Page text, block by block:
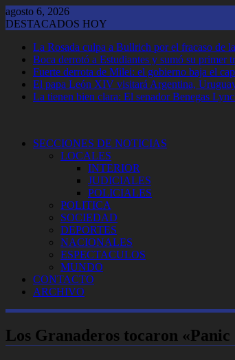
Saltar
al
agosto 6, 2026
DESTACADOS HOY
La Rosada culpa a Bullrich por el fracaso de
Boca derrotó a Estudiantes y sumó su primer
Fuerte derrota de Milei: el gobierno baja el
El papa León XIV visitará Argentina,
La tienen bien clara: El senador Benegas
SECCIONES DE NOTICIAS
LOCALES
INTERIOR
JUDICIALES
POLICIALES
POLITICA
SOCIEDAD
DEPORTES
NACIONALES
ESPECTACULOS
MUNDO
CONTACTO
ARCHIVO
Los Granaderos tocaron